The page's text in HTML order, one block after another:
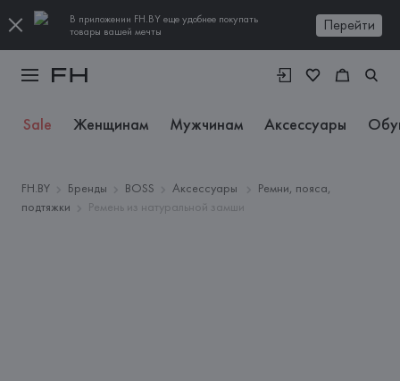
В приложении FH.BY еще удобнее покупать
товары вашей мечты
Перейти
Sale Женщинам Мужчинам Аксессуары
FH.BY Бренды BOSS Аксессуары
Ремни, пояса,
подтяжки
Ремень из натуральной замши